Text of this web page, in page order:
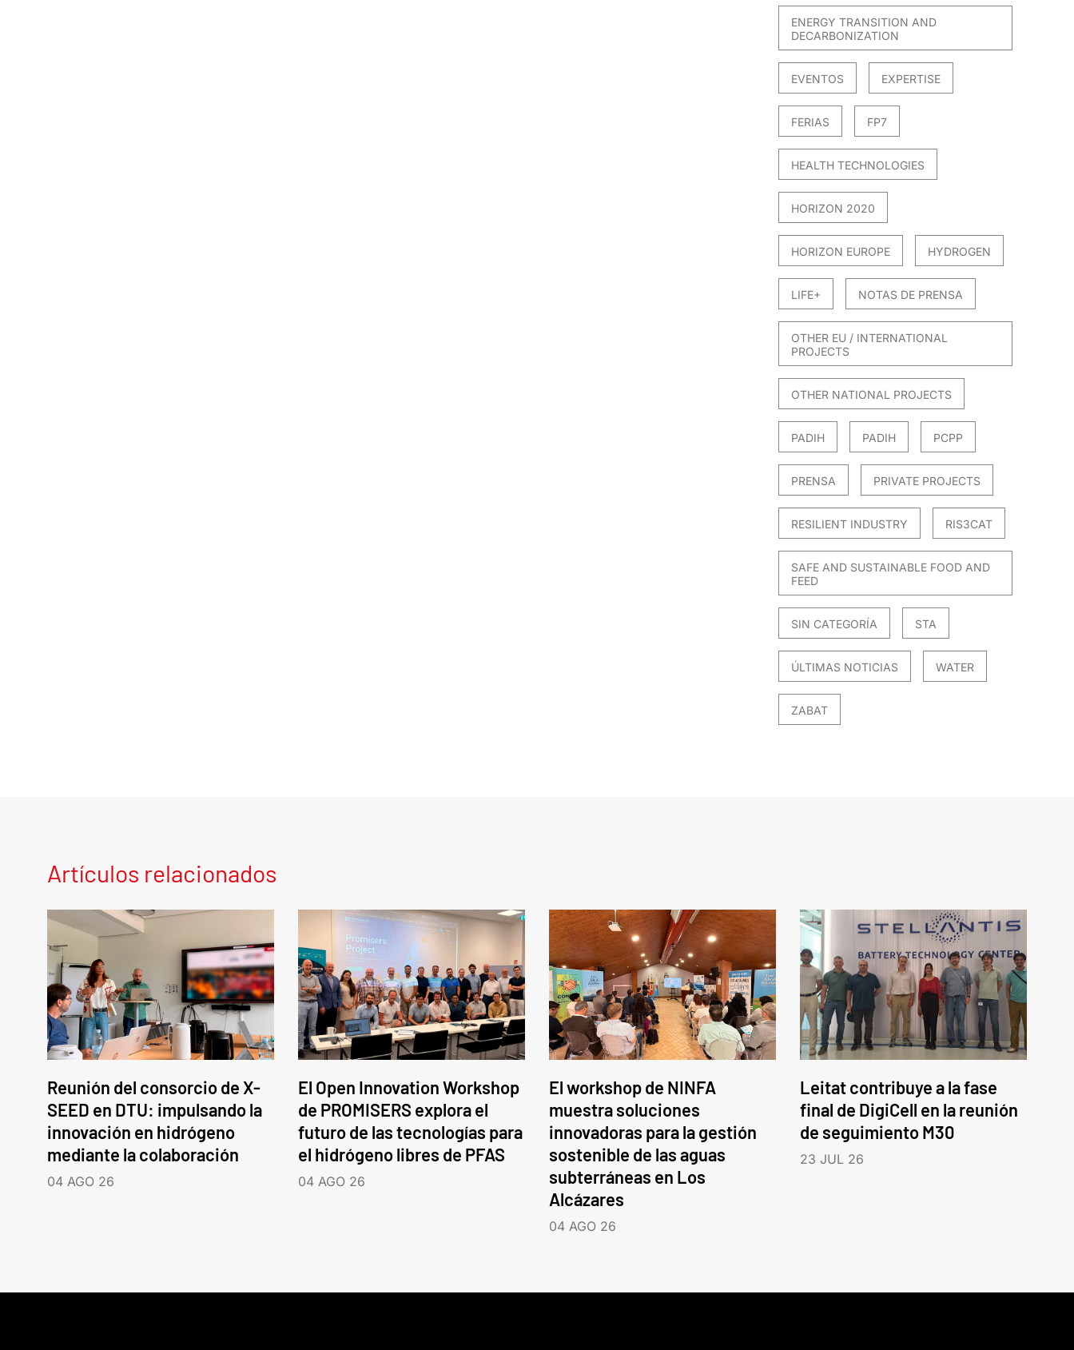
ENERGY TRANSITION AND
DECARBONIZATION
EVENTOS EXPERTISE
FERIAS FP7
HEALTH TECHNOLOGIES
HORIZON 2020
HORIZON EUROPE HYDROGEN
LIFE+ NOTAS DE PRENSA
OTHER EU / INTERNATIONAL
PROJECTS
OTHER NATIONAL PROJECTS
PADIH PADIH PCPP
PRENSA PRIVATE PROJECTS
RESILIENT INDUSTRY RIS3CAT
SAFE AND SUSTAINABLE FOOD AND
FEED
SIN CATEGORÍA STA
ÚLTIMAS NOTICIAS WATER
ZABAT
Artículos relacionados
Reunión del consorcio de X-
SEED en DTU: impulsando la
innovación en hidrógeno
mediante la colaboración
04 AGO 26
El Open Innovation Workshop
de PROMISERS explora el
futuro de las tecnologías para
el hidrógeno libres de PFAS
04 AGO 26
El workshop de NINFA
muestra soluciones
innovadoras para la gestión
sostenible de las aguas
subterráneas en Los
Alcázares
04 AGO 26
Leitat contribuye a la fase
final de DigiCell en la reunión
de seguimiento M30
23 JUL 26